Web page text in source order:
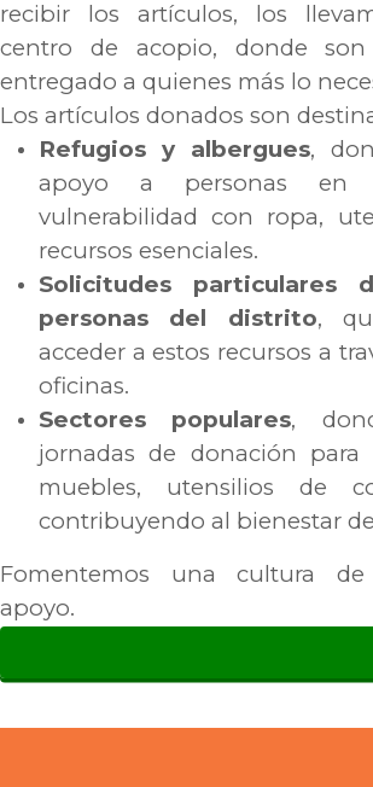
recibir los artículos, los
centro de acopio, donde son
entregado a quienes más lo
Los artículos donados son
Refugios y albergues,
apoyo a personas en
vulnerabilidad con ropa,
recursos esenciales.
Solicitudes particulares
personas del distrito,
acceder a estos recursos a
oficinas.
Sectores populares,
jornadas de donación para
muebles, utensilios de
contribuyendo al bienestar
Fomentemos una cultura
apoyo.